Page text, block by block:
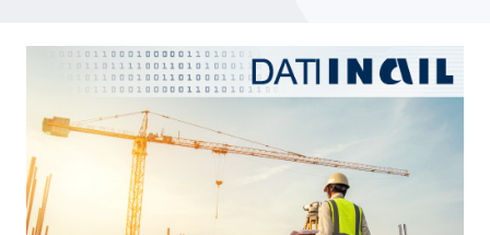
Costruzioni, nel 2018 infortuni in calo